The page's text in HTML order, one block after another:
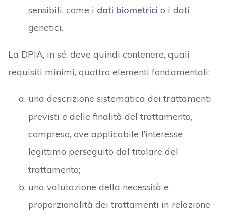
sensibili, come i dati biometrici o i dati
genetici.
La DPIA, in sé, deve quindi contenere, quali
requisiti minimi, quattro elementi fondamentali:
una descrizione sistematica dei trattamenti
previsti e delle finalità del trattamento,
compreso, ove applicabile l’interesse
legittimo perseguito dal titolare del
trattamento;
una valutazione della necessità e
proporzionalità dei trattamenti in relazione